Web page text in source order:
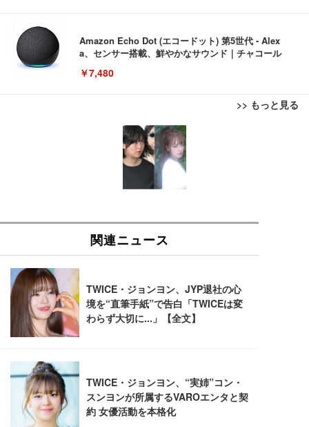
Amazon Echo Dot (エコードット) 第5世代 - Alex
a、センサー搭載、鮮やかなサウンド｜チャコール
￥7,480
>> もっと見る
[EdoErgo] オフィスチェア 椅子 テレワーク 疲れな
い 跳ね上げ式アームレスト コンパクト 約105度ロッ
キング pc 事務椅子 360度回転 座面昇降 強化ナイロ
ン樹脂ベース 通気性メッシュ 在宅ワーク H-WY01
SIHOO B100 オフィスチェア／デスクチェア メッシ
ュチェア 人間工学 疲れない ブラック
￥27,999
Sezlife オフィスチェア デスクチェア 疲れない テレ
ワーク チェア 強化バックレスト 30度ロッキング機
能 人間工学 椅子 腰サポート 90度跳ね上げ式アーム
Sezlife オフィスチェア デスクチェア 疲れない テレ
ワーク チェア 強化バックレスト 30度ロッキング機
能 人間工学 椅子 腰サポート 90度跳ね上げ式アーム
レスト 3Dヘッドレスト ハンガー付き 高反発クッシ
￥7,680
EIZO ビジネス向けプレミアムモニター | FlexScan
EV3240X-WT | 31.5型4K UHD・USB Type-C・ホワ
EV2740X-WT | 27.0型4K UHD・USB Type-C・ホワ
イト
￥109,572
【純正品】27"ゲーミングモニター DualSense 充電
フック付き（CFI-ZDM1J）
【整備済み品】Dell E2724HS 27インチ 液晶モニタ
ー フルHD（1920×1080）VA 非光沢 HDMI/DisplayP
ort/VGA スピーカー内蔵 高さ調整 スイベル VESA対
応 ComfortView ビジネス向け
￥15,800
Amazonベーシック ペットシーツ 薄型 レギュラー 1
回使い捨て 無香料 ホワイト 300枚
Amazonベーシック ペットシーツ 厚型 ワイド 42枚
x2袋(84枚) ホワイト(吸収面:ライトブルー)
￥3,234
ネオ・ルーライフ ネオ・オムツ L 中型犬用 26枚入
り 単品
Smart Basic(スマートベーシック) 【Amazon.co.jp
限定】 Smart Basic アイリスオーヤマ ペットシーツ
超厚型 お徳用 ワイド 100枚入 (x 1) (ケース販売)
￥3,670